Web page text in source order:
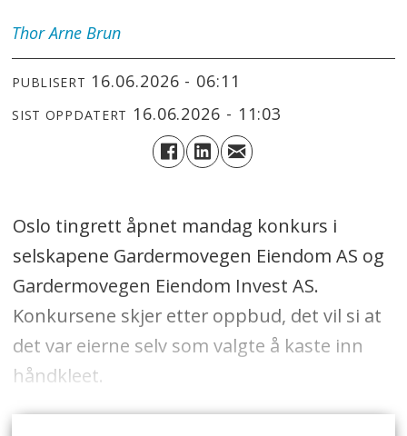
Thor Arne Brun
PUBLISERT 16.06.2026 - 06:11
SIST OPPDATERT 16.06.2026 - 11:03
Oslo tingrett åpnet mandag konkurs i
selskapene Gardermovegen Eiendom AS og
Gardermovegen Eiendom Invest AS.
Konkursene skjer etter oppbud, det vil si at
det var eierne selv som valgte å kaste inn
håndkleet.